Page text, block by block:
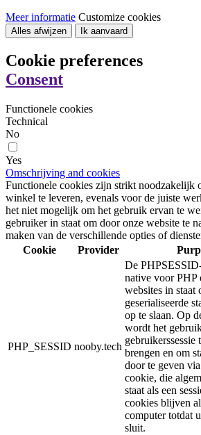
Meer informatie Customize cookies
Alles afwijzen Ik aanvaard
Cookie preferences
Consent
Functionele cookies
Technical
No
Yes
Omschrijving and cookies
Functionele cookies zijn strikt noodzakelijk
winkel te leveren, evenals voor de juiste
het niet mogelijk om het gebruik ervan te
gebruiker in staat om door onze website te
maken van de verschillende opties of
Cookie
Provider
PHP_SESSID nooby.tech
De
native voor PHP
websites in staat
geserialiseerde
op te slaan. Op
wordt het
gebruikerssessie
brengen en om
door te geven
cookie, die
staat als een
cookies blijven
computer totdat
sluit.